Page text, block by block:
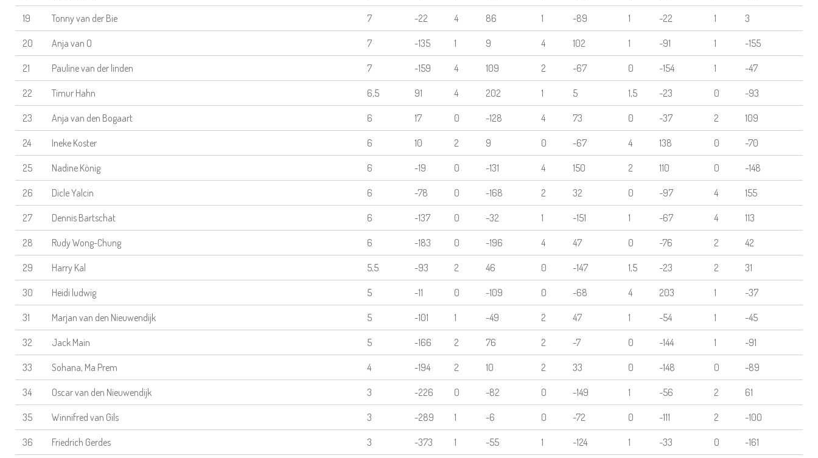
19 Tonny van der Bie 7 -22 4 86 1 -89 1 -22 1 3
20 Anja van O 7 -135 1 9 4 102 1 -91 1 -155
21 Pauline van der linden 7 -159 4 109 2 -67 0 -154 1 -47
22 Timur Hahn 6,5 91 4 202 1 5 1,5 -23 0 -93
23 Anja van den Bogaart 6 17 0 -128 4 73 0 -37 2 109
24 Ineke Koster 6 10 2 9 0 -67 4 138 0 -70
25 Nadine König 6 -19 0 -131 4 150 2 110 0 -148
26 Dicle Yalcin 6 -78 0 -168 2 32 0 -97 4 155
27 Dennis Bartschat 6 -137 0 -32 1 -151 1 -67 4 113
28 Rudy Wong-Chung 6 -183 0 -196 4 47 0 -76 2 42
29 Harry Kal 5,5 -93 2 46 0 -147 1,5 -23 2 31
30 Heidi ludwig 5 -11 0 -109 0 -68 4 203 1 -37
31 Marjan van den Nieuwendijk 5 -101 1 -49 2 47 1 -54 1 -45
32 Jack Main 5 -166 2 76 2 -7 0 -144 1 -91
33 Sohana, Ma Prem 4 -194 2 10 2 33 0 -148 0 -89
34 Oscar van den Nieuwendijk 3 -226 0 -82 0 -149 1 -56 2 61
35 Winnifred van Gils 3 -289 1 -6 0 -72 0 -111 2 -100
36 Friedrich Gerdes 3 -373 1 -55 1 -124 1 -33 0 -161